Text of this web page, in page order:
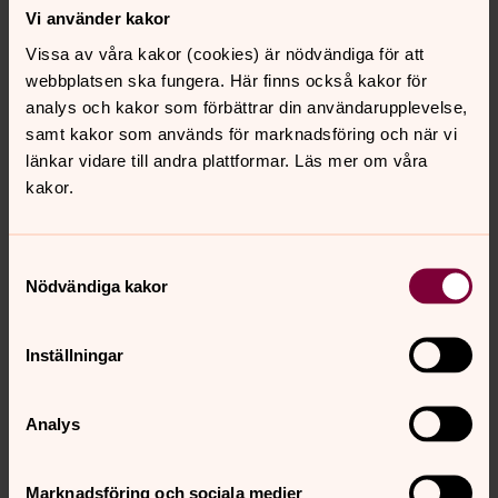
Vi använder kakor
Vissa av våra kakor (cookies) är nödvändiga för att
webbplatsen ska fungera. Här finns också kakor för
analys och kakor som förbättrar din användarupplevelse,
samt kakor som används för marknadsföring och när vi
länkar vidare till andra plattformar. Läs mer om våra
kakor.
Nödvändiga kakor
Inställningar
Analys
Marknadsföring och sociala medier
och vad som ingår i begravningsavgiften.
Ladda ner och läs skriftenOm begravning som
tagits fram av Svenska kyrkans
arbetsgivarorganisation här.
Om begravningfinns också på engelska, finska,
arabiska, polska, bosniska, kroatiska, serbiska och
kan du skriva ner hur du vill ha det med din
begravning – som ett stöd för dem som ska ordna
Här kan du läsa mer om vad som
ingår i begravningsavgiften